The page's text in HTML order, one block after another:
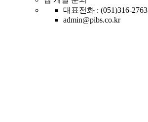
대표전화 : (051)316-2763
admin@pibs.co.kr